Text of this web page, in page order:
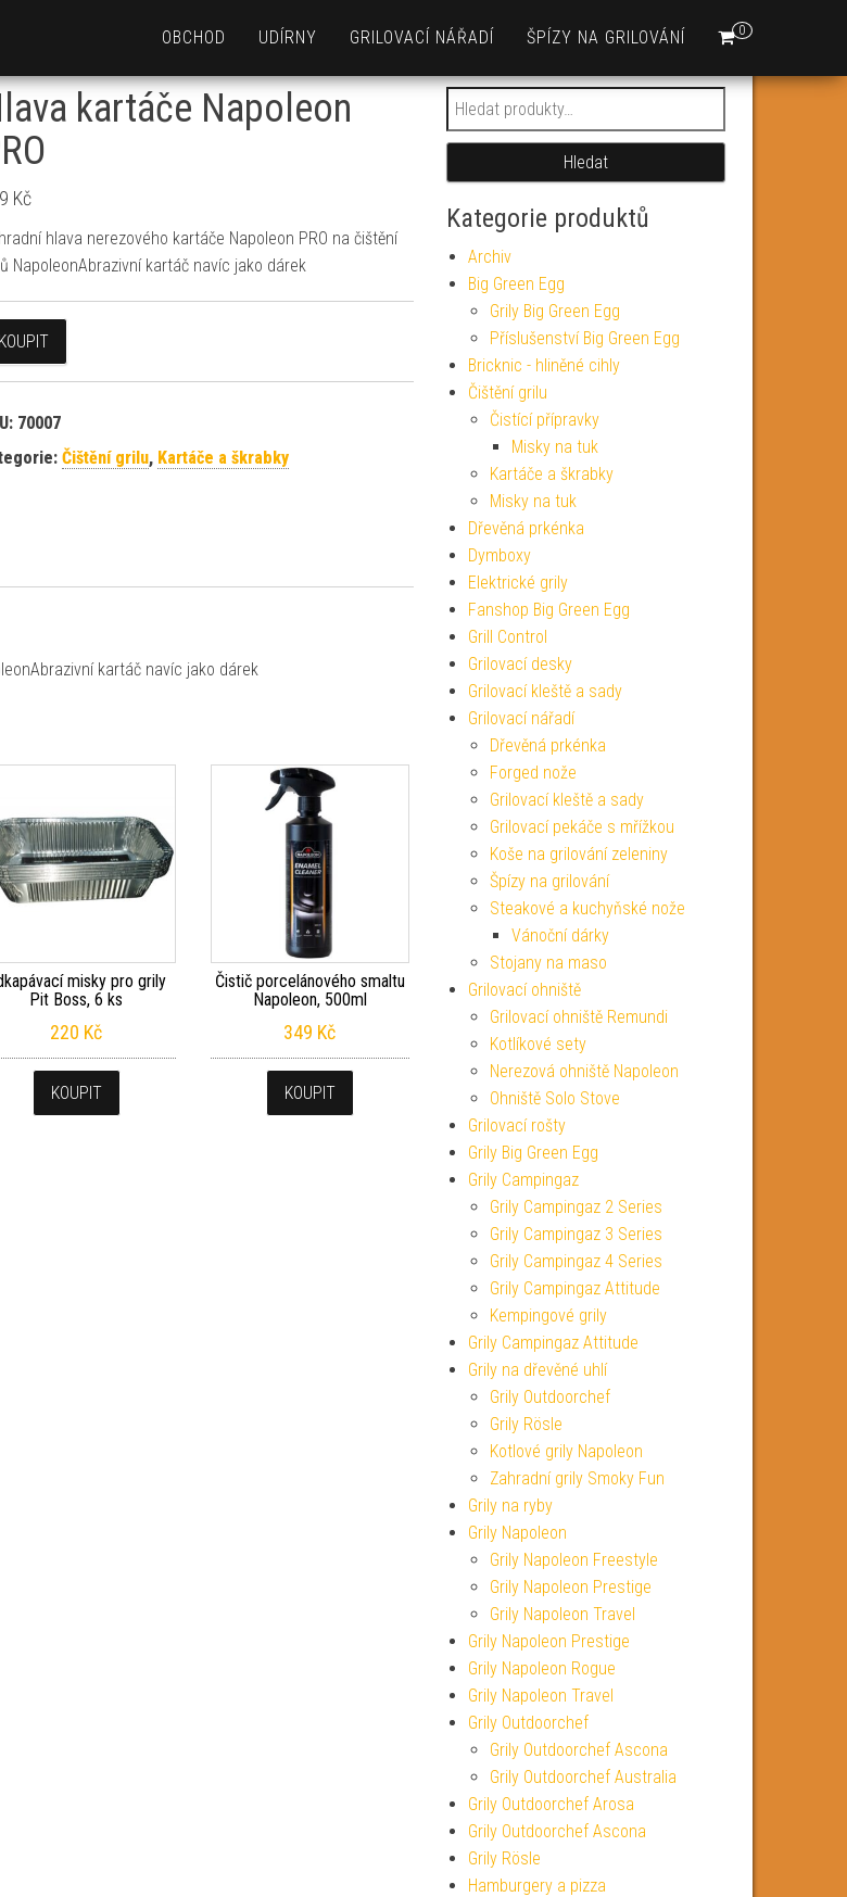
0
OBCHOD UDÍRNY GRILOVACÍ NÁŘADÍ ŠPÍZY NA GRILOVÁNÍ
kartáče Napoleon
Kč
hlava nerezového kartáče Napoleon PRO na čištění
NapoleonAbrazivní kartáč navíc jako dárek
KOUPIT
70007
Čištění grilu, Kartáče a škrabky
kartáč navíc jako dárek
misky pro grily
Pit Boss, 6 ks
220 Kč
KOUPIT
Čistič porcelánového smaltu
Napoleon, 500ml
349 Kč
KOUPIT
Hledat:
Hledat
Kategorie produktů
Archiv
Big Green Egg
Grily Big Green Egg
Příslušenství Big Green Egg
Bricknic - hliněné cihly
Čištění grilu
Čistící přípravky
Misky na tuk
Kartáče a škrabky
Misky na tuk
Dřevěná prkénka
Dymboxy
Elektrické grily
Fanshop Big Green Egg
Grill Control
Grilovací desky
Grilovací kleště a sady
Grilovací nářadí
Dřevěná prkénka
Forged nože
Grilovací kleště a sady
Grilovací pekáče s mřížkou
Koše na grilování zeleniny
Špízy na grilování
Steakové a kuchyňské nože
Vánoční dárky
Stojany na maso
Grilovací ohniště
Grilovací ohniště Remundi
Kotlíkové sety
Nerezová ohniště Napoleon
Ohniště Solo Stove
Grilovací rošty
Grily Big Green Egg
Grily Campingaz
Grily Campingaz 2 Series
Grily Campingaz 3 Series
Grily Campingaz 4 Series
Grily Campingaz Attitude
Kempingové grily
Grily Campingaz Attitude
Grily na dřevěné uhlí
Grily Outdoorchef
Grily Rösle
Kotlové grily Napoleon
Zahradní grily Smoky Fun
Grily na ryby
Grily Napoleon
Grily Napoleon Freestyle
Grily Napoleon Prestige
Grily Napoleon Travel
Grily Napoleon Prestige
Grily Napoleon Rogue
Grily Napoleon Travel
Grily Outdoorchef
Grily Outdoorchef Ascona
Grily Outdoorchef Australia
Grily Outdoorchef Arosa
Grily Outdoorchef Ascona
Grily Rösle
Hamburgery a pizza